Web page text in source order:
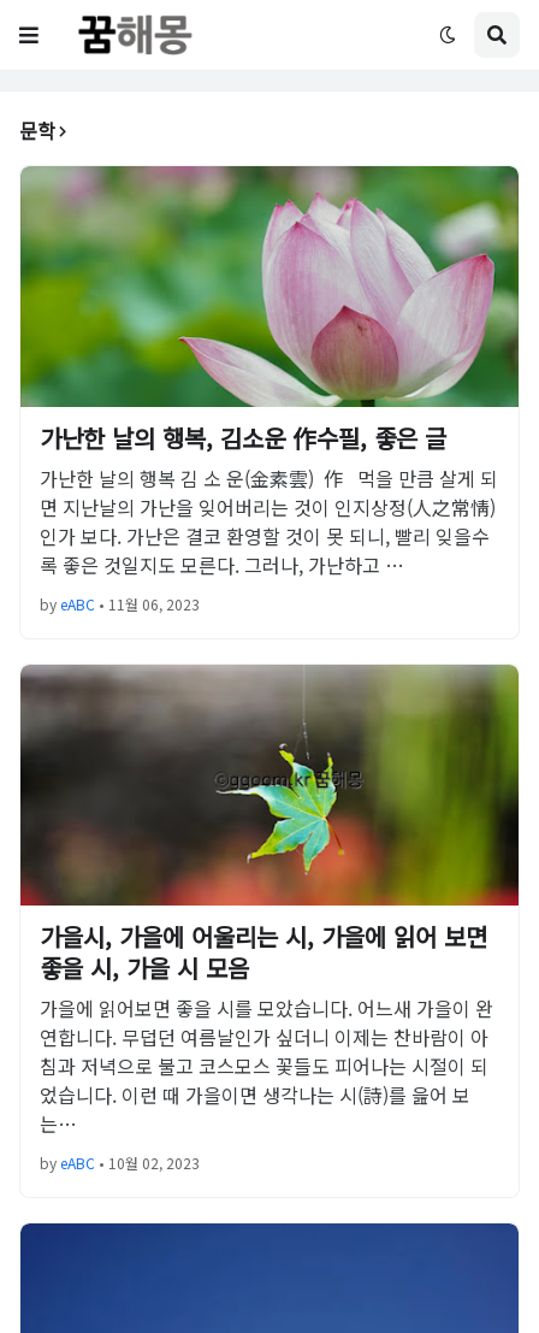
문학
가난한 날의 행복, 김소운 作수필, 좋은 글
가난한 날의 행복 김 소 운(金素雲) 作 먹을 만큼 살게 되
면 지난날의 가난을 잊어버리는 것이 인지상정(人之常情)
인가 보다. 가난은 결코 환영할 것이 못 되니, 빨리 잊을수
록 좋은 것일지도 모른다. 그러나, 가난하고 …
byeABC • 11월 06, 2023
가을시, 가을에 어울리는 시, 가을에 읽어 보면
좋을 시, 가을 시 모음
가을에 읽어보면 좋을 시를 모았습니다. 어느새 가을이 완
연합니다. 무덥던 여름날인가 싶더니 이제는 찬바람이 아
침과 저녁으로 불고 코스모스 꽃들도 피어나는 시절이 되
었습니다. 이런 때 가을이면 생각나는 시(詩)를 읊어 보
는…
byeABC • 10월 02, 2023